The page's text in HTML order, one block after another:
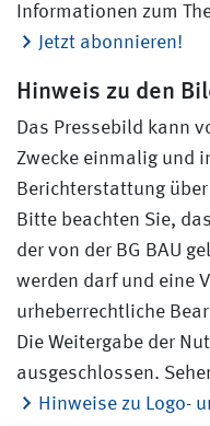
Informationen zum
Jetzt abonnieren!
Hinweis zu den
Das Pressebild kann
Zwecke einmalig und
Berichterstattung
Bitte beachten Sie,
der von der BG BAU
werden darf und eine
urheberrechtliche
Die Weitergabe der
ausgeschlossen.
Hinweise zu Logo-